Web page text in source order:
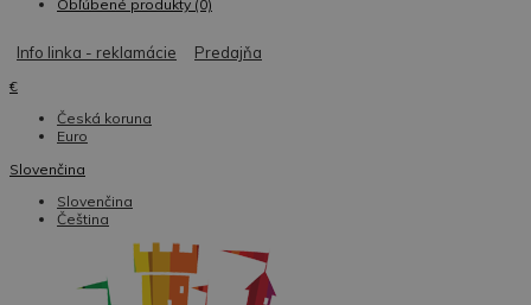
Obľúbené produkty (0)
Info linka - reklamácie Predajňa
€
Česká koruna
Euro
Slovenčina
Slovenčina
Čeština